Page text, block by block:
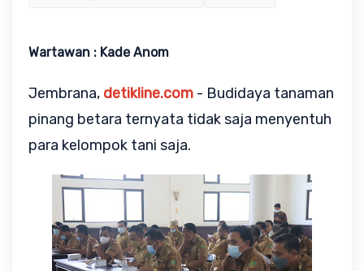
Wartawan : Kade Anom
Jembrana, detikline.com - Budidaya tanaman
pinang betara ternyata tidak saja menyentuh
para kelompok tani saja.